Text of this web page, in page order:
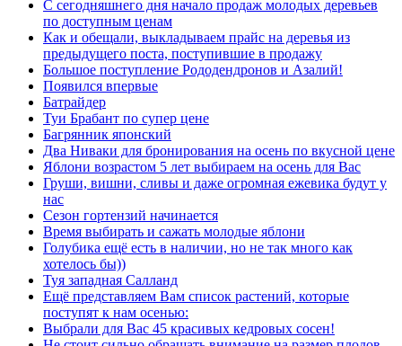
С сегодняшнего дня начало продаж молодых деревьев
по доступным ценам
Как и обещали, выкладываем прайс на деревья из
предыдущего поста, поступившие в продажу
Большое поступление Рододендронов и Азалий!
Появился впервые
Батрайдер
Туи Брабант по супер цене
Багрянник японский
Два Ниваки для бронирования на осень по вкусной цене
Яблони возрастом 5 лет выбираем на осень для Вас
Груши, вишни, сливы и даже огромная ежевика будут у
нас
Сезон гортензий начинается
Время выбирать и сажать молодые яблони
Голубика ещё есть в наличии, но не так много как
хотелось бы))
Туя западная Салланд
Ещё представляем Вам список растений, которые
поступят к нам осенью:
Выбрали для Вас 45 красивых кедровых сосен!